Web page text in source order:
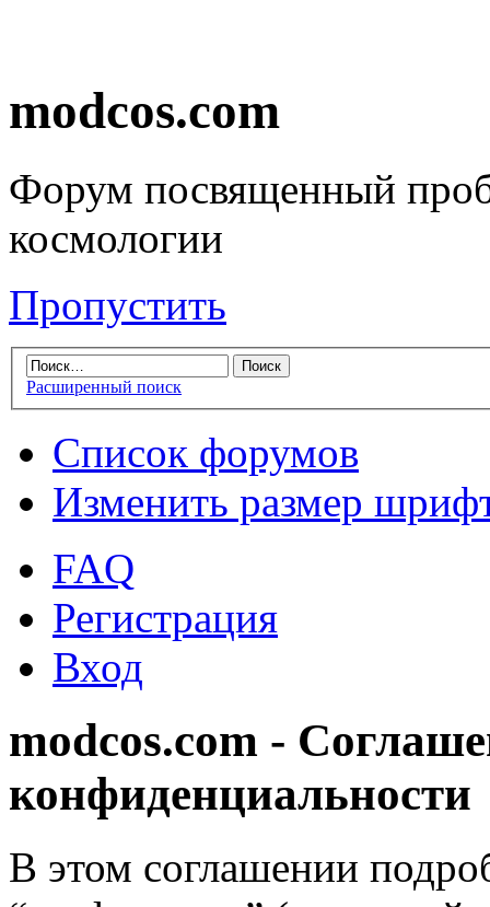
modcos.com
Форум посвященный
космологии
Пропустить
Расширенный поиск
Список форумов
Изменить размер
FAQ
Регистрация
Вход
modcos.com -
конфиденциальности
В этом соглашении